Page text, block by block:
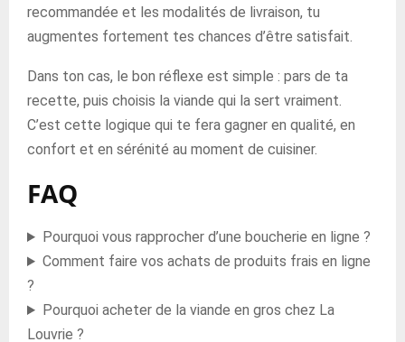
recommandée et les modalités de livraison, tu
augmentes fortement tes chances d’être satisfait.
Dans ton cas, le bon réflexe est simple : pars de ta
recette, puis choisis la viande qui la sert vraiment.
C’est cette logique qui te fera gagner en qualité, en
confort et en sérénité au moment de cuisiner.
FAQ
Pourquoi vous rapprocher d’une boucherie en ligne ?
Comment faire vos achats de produits frais en ligne
?
Pourquoi acheter de la viande en gros chez La
Louvrie ?